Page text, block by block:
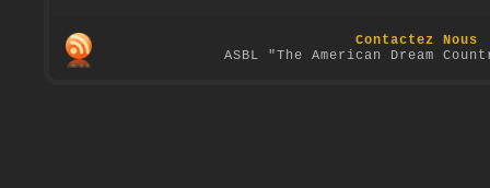
Contactez Nous
ASBL "The American Dream